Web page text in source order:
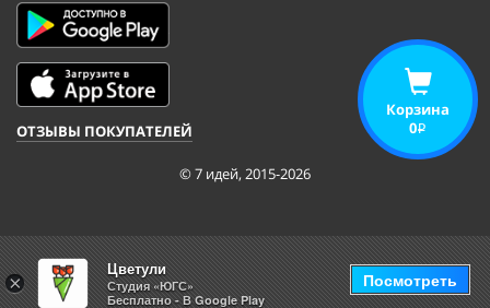
ОТЗЫВЫ ПОКУПАТЕЛЕЙ
© 7 идей, 2015-2026
Корзина
0i
×
Цветули
Студия «ЮГС»
Бесплатно - В Google Play
Посмотреть